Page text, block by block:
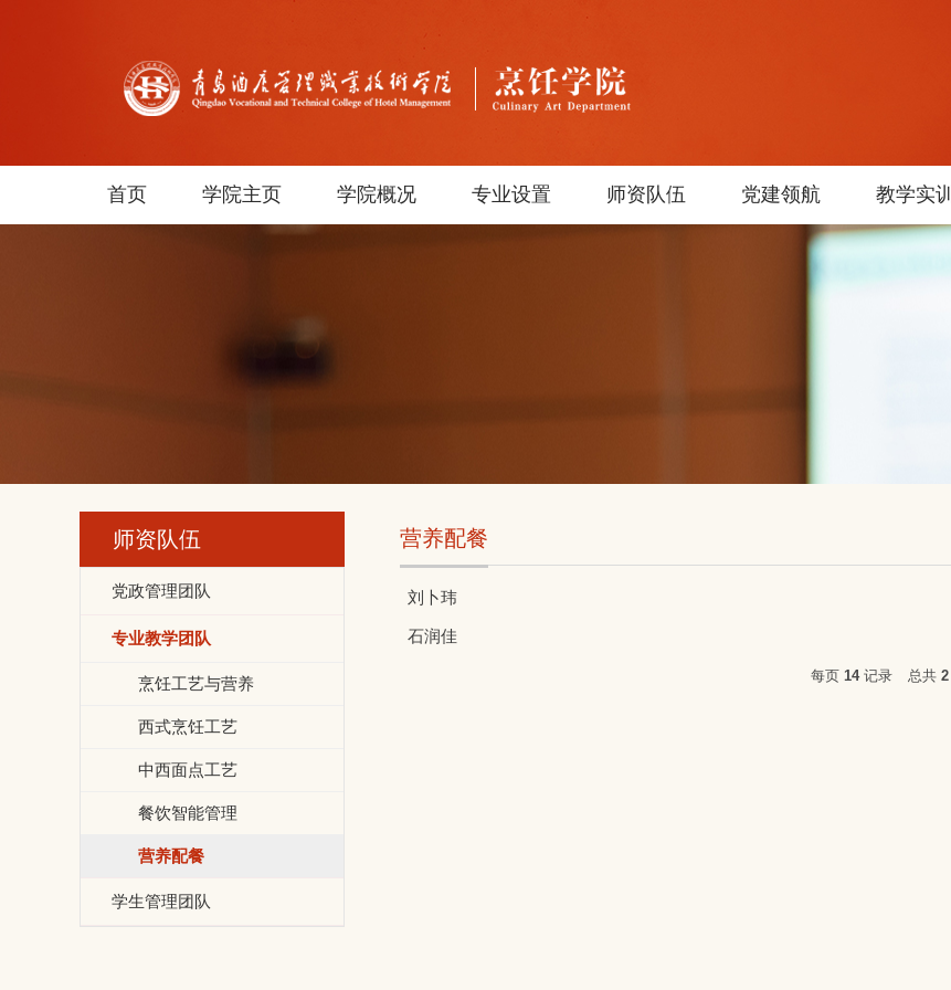
首页 学院主页 学院概况 专业设置 师资队伍 党建领航 教学实训
师资队伍
党政管理团队
专业教学团队
烹饪工艺与营养
西式烹饪工艺
中西面点工艺
餐饮智能管理
营养配餐
学生管理团队
营养配餐
刘卜玮
石润佳
每页 14记录 总共 2